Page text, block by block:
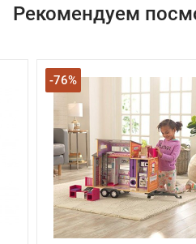
Рекомендуем
-76%